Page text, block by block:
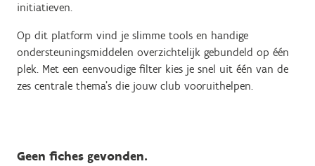
initiatieven.
Op dit platform vind je slimme tools en handige
ondersteuningsmiddelen overzichtelijk gebundeld op één
plek. Met een eenvoudige filter kies je snel uit één van de
zes centrale thema’s die jouw club vooruithelpen.
Geen fiches gevonden.